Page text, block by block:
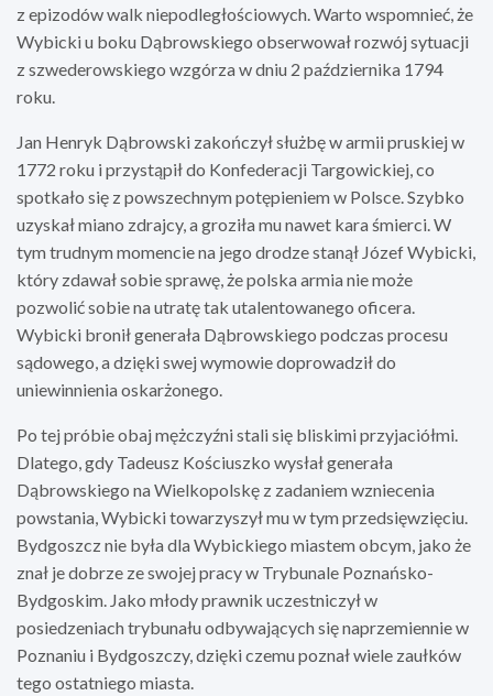
z epizodów walk niepodległościowych. Warto wspomnieć, że
Wybicki u boku Dąbrowskiego obserwował rozwój sytuacji
z szwederowskiego wzgórza w dniu 2 października 1794
roku.
Jan Henryk Dąbrowski zakończył służbę w armii pruskiej w
1772 roku i przystąpił do Konfederacji Targowickiej, co
spotkało się z powszechnym potępieniem w Polsce. Szybko
uzyskał miano zdrajcy, a groziła mu nawet kara śmierci. W
tym trudnym momencie na jego drodze stanął Józef Wybicki,
który zdawał sobie sprawę, że polska armia nie może
pozwolić sobie na utratę tak utalentowanego oficera.
Wybicki bronił generała Dąbrowskiego podczas procesu
sądowego, a dzięki swej wymowie doprowadził do
uniewinnienia oskarżonego.
Po tej próbie obaj mężczyźni stali się bliskimi przyjaciółmi.
Dlatego, gdy Tadeusz Kościuszko wysłał generała
Dąbrowskiego na Wielkopolskę z zadaniem wzniecenia
powstania, Wybicki towarzyszył mu w tym przedsięwzięciu.
Bydgoszcz nie była dla Wybickiego miastem obcym, jako że
znał je dobrze ze swojej pracy w Trybunale Poznańsko-
Bydgoskim. Jako młody prawnik uczestniczył w
posiedzeniach trybunału odbywających się naprzemiennie w
Poznaniu i Bydgoszczy, dzięki czemu poznał wiele zaułków
tego ostatniego miasta.